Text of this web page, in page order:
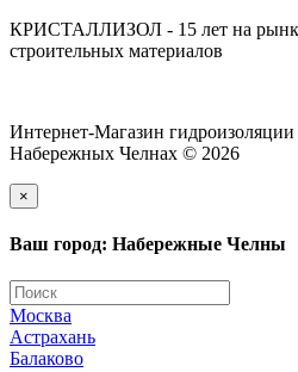
КРИСТАЛЛИЗОЛ - 15 лет на рынке
строительных материалов
Интернет-Магазин гидроизоляции
Набережных Челнах © 2026
×
Ваш город: Набережные Челны
Москва
Астрахань
Балаково